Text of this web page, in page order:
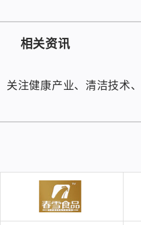
相关资讯
注健康产业、清洁技术